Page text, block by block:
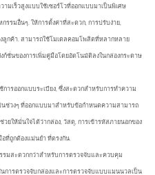
มเร็วสูงแบบใช้เซอร์โวที่ออกแบบมาเป็นพิเศษ
รมอื่นๆ. ให้การตั้งค่าที่สะดวก, การปรับง่าย,
ลูกค้า. สามารถใช้โมเดลคอมโพสิตที่หลากหลาย
ชั่นของการเพิ่มคู่มือโดยอัตโนมัติลงในกล่องกระดาษ
ารออกแบบระเบียง, ซึ่งสะดวกสำหรับการทำความ
ช่วงๆ ที่ออกแบบมาสำหรับข้อกำหนดความสามารถ
ให้มั่นใจได้ว่ากล่อง, วัสดุ, การเข้ารหัสภายนอกของ
ที่ถูกต้องแม่นยำ ที่ตรงกัน.
รมสะดวกกว่าสำหรับการตรวจจับและควบคุม
การตรวจจับกล่องและการตรวจจับแบบแมนนวลเป็น